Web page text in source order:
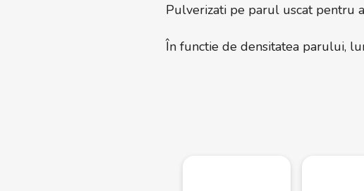
Pulverizati pe parul uscat pentru
În functie de densitatea parului,